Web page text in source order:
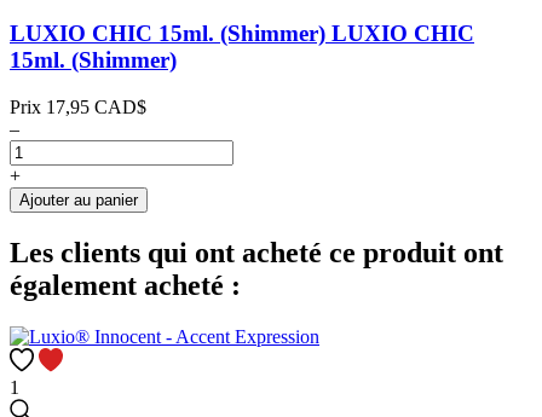
LUXIO CHIC 15ml. (Shimmer) LUXIO CHIC
15ml. (Shimmer)
Prix 17,95 CAD$
–
+
Ajouter au panier
Les clients qui ont acheté ce produit ont
également acheté :
1